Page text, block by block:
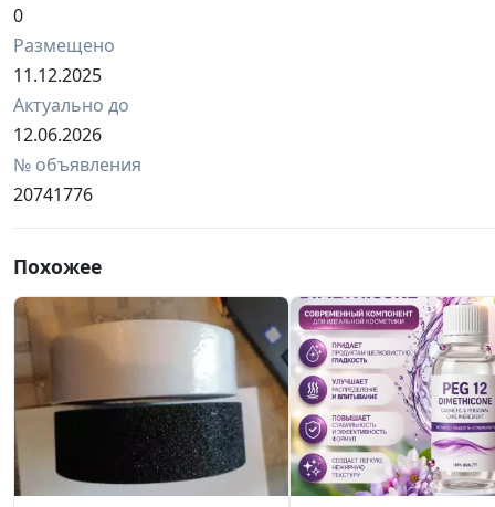
0
Размещено
11.12.2025
Актуально до
12.06.2026
№ объявления
20741776
Похожее